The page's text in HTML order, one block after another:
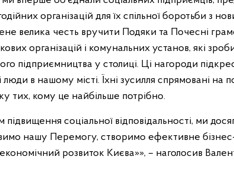
організацій для їх спільної боротьби з
велика честь вручити Подяки та Почесні
організацій і комунальних установ, які
підприємництва у столиці. Ці нагороди
люди в нашому місті. Їхні зусилля спрямовані на
тих, кому це найбільше потрібно.
підвищення соціальної відповідальності, ми
нашу Перемогу, створимо ефективне
розвиток Києва»», – наголосив